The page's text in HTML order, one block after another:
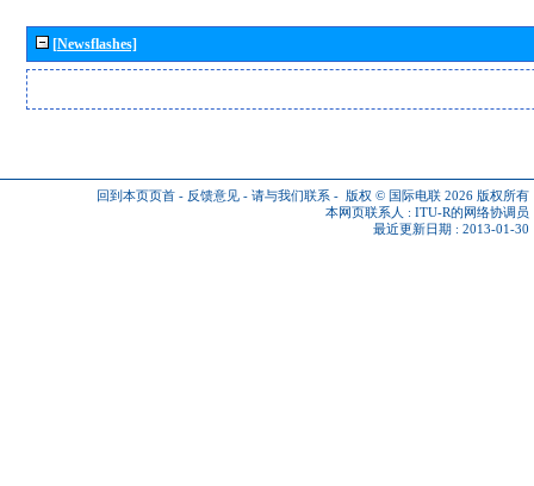
[Newsflashes]
回到本页页首 - 反馈意见 - 请与我们联系 - 版权 © 国际电联 2026 版权所有
本网页联系人 : ITU-R的网络协调员
最近更新日期 : 2013-01-30